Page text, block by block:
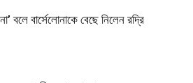
বলে বার্সেলোনাকে বেছে নিলেন রদ্রি